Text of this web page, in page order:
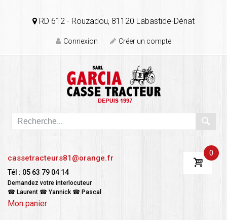
RD 612 - Rouzadou, 81120 Labastide-Dénat
Connexion Créer un compte
cassetracteurs81@orange.fr
Tél : 05 63 79 04 14
Demandez votre interlocuteur
☎ Laurent ☎ Yannick ☎ Pascal
Mon panier
0